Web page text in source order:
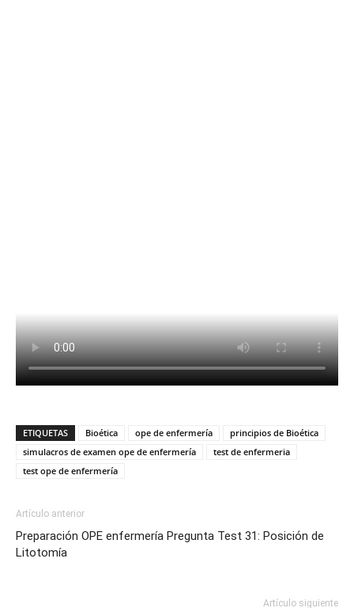
ETIQUETAS Bioética ope de enfermería
principios de Bioética
simulacros de examen ope de enfermería
test de enfermeria
test ope de enfermería
Artículo anterior
Preparación OPE enfermería Pregunta Test 31: Posición de
Litotomía
Artículo siguiente